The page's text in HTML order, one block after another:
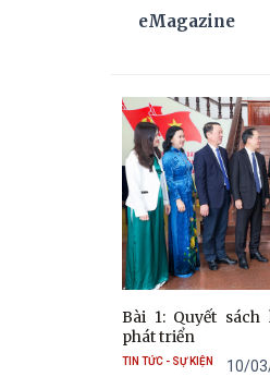
eMagazine
Bài 1: Quyết
phát triển
TIN TỨC - SỰ KIỆN 10/